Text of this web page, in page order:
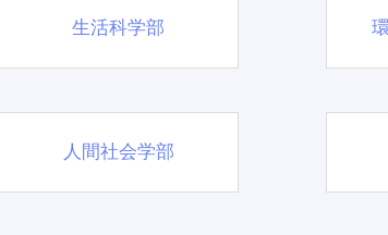
生活科学部
人間社会学部